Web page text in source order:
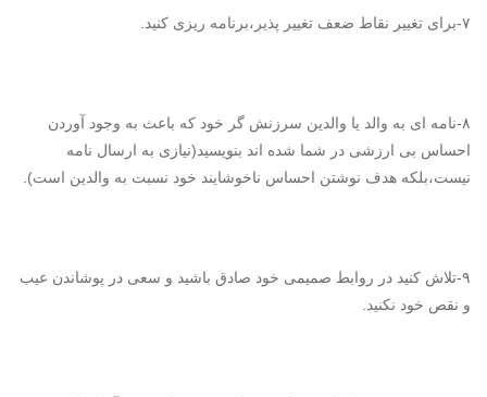
۷-برای تغییر نقاط ضعف تغییر پذیر،برنامه ریزی کنید.
۸-نامه ای به والد یا والدین سرزنش گر خود که باعث به وجود آوردن
احساس بی ارزشی در شما شده اند بنویسید(نیازی به ارسال نامه
نیست،بلکه هدف نوشتن احساس ناخوشایند خود نسبت به والدین است).
۹-تلاش کنید در روابط صمیمی خود صادق باشید و سعی در پوشاندن عیب
و نقص خود نکنید.